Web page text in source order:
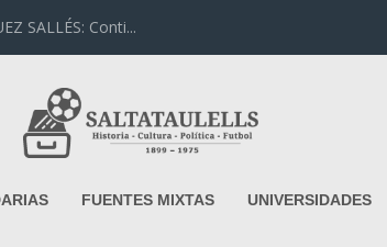
SALLÉS: Conti...
FUENTES MIXTAS UNIVERSIDADES